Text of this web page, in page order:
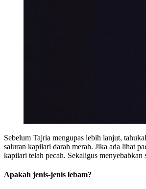
Sebelum Tajria mengupas lebih lanjut,
saluran kapilari darah merah. Jika ada lihat
kapilari telah pecah. Sekaligus
Apakah jenis-jenis lebam?